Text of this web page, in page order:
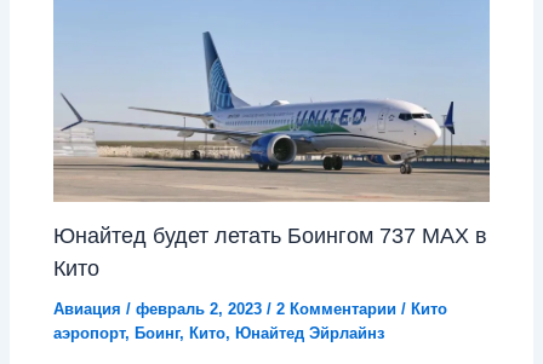
Юнайтед будет летать Боингом 737 MAX в
Кито
Авиация /февраль 2, 2023/2 Комментарии / Кито
аэропорт, Боинг, Кито, Юнайтед Эйрлайнз